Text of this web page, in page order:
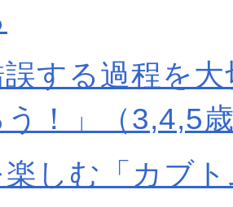
する過程を
う！」（3,4,5
しむ「カブ